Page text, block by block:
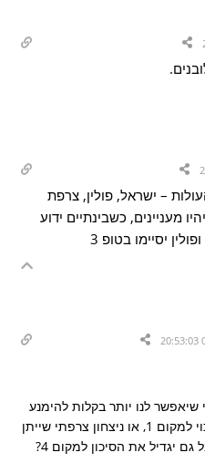
ד' הוכרע סופית מבחינת 4 העולות – ישראל, פולין, צרפת
מעניינים, כשבינתיים ידוע
יסיימו בטופ 3
שיאפשר לנו יותר בקלות להימנע
ממקום 4, אבל ינטרל את הסיכוי למקום 1, או ניצחון צרפתי שייתן
יגדיל את הסיכון למקום 4?